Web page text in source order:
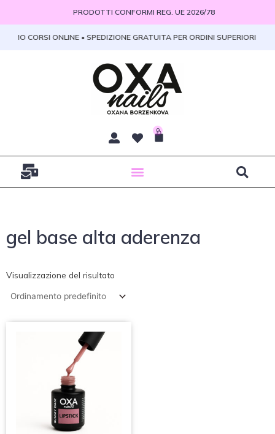
contenuto
PRODOTTI CONFORMI REG. UE 2026/78
CORSI ONLINE • SPEDIZIONE GRATUITA PER ORDINI SUPERIORI A
0
gel base alta aderenza
Visualizzazione del risultato